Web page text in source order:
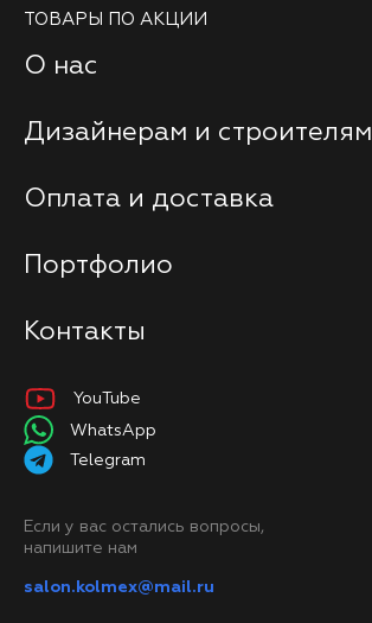
ТОВАРЫ ПО АКЦИИ
О нас
Дизайнерам и строителям
Оплата и доставка
Портфолио
Контакты
YouTube
WhatsApp
Telegram
Если у вас остались вопросы,
напишите нам
salon.kolmex@mail.ru